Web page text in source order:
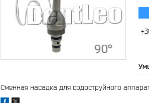
Сменная насадка для содоструйного